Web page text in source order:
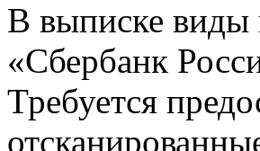
В выписке виды
«Сбербанк
Требуется